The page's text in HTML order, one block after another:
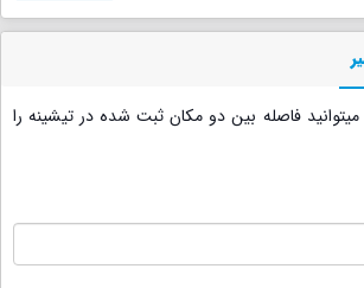
فاصله بین دو مکان ثبت شده در تیشینه را